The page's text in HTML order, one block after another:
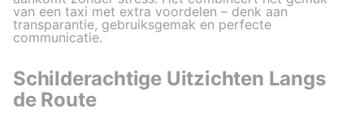
van een taxi met extra voordelen – denk aan
transparantie, gebruiksgemak en perfecte
communicatie.
Schilderachtige Uitzichten Langs
de Route